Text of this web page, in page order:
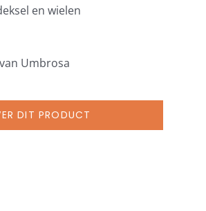
en wielen
Umbrosa
DIT PRODUCT